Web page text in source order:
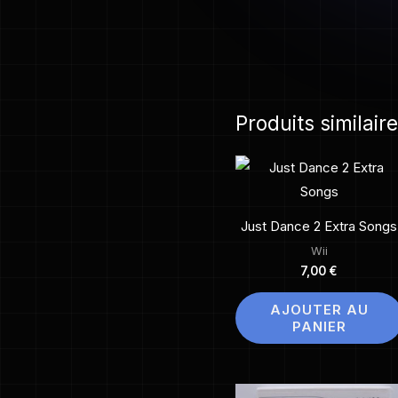
Produits
Just Dance 2 Extra Songs
Wii
7,00 €
AJOUTER AU
PANIER